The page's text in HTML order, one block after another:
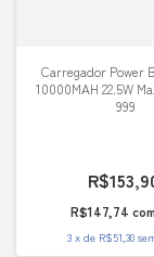
Carregador Power
10000MAH 22.5W
999
R$147,74com
3 xde R$51,30